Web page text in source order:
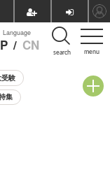
menu
Language
/ CN search
受験
集